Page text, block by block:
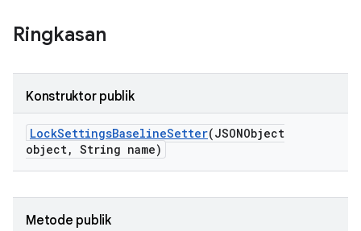
Ringkasan
Konstruktor publik
LockSettingsBaselineSetter(JSONObject
object, String name)
Metode publik